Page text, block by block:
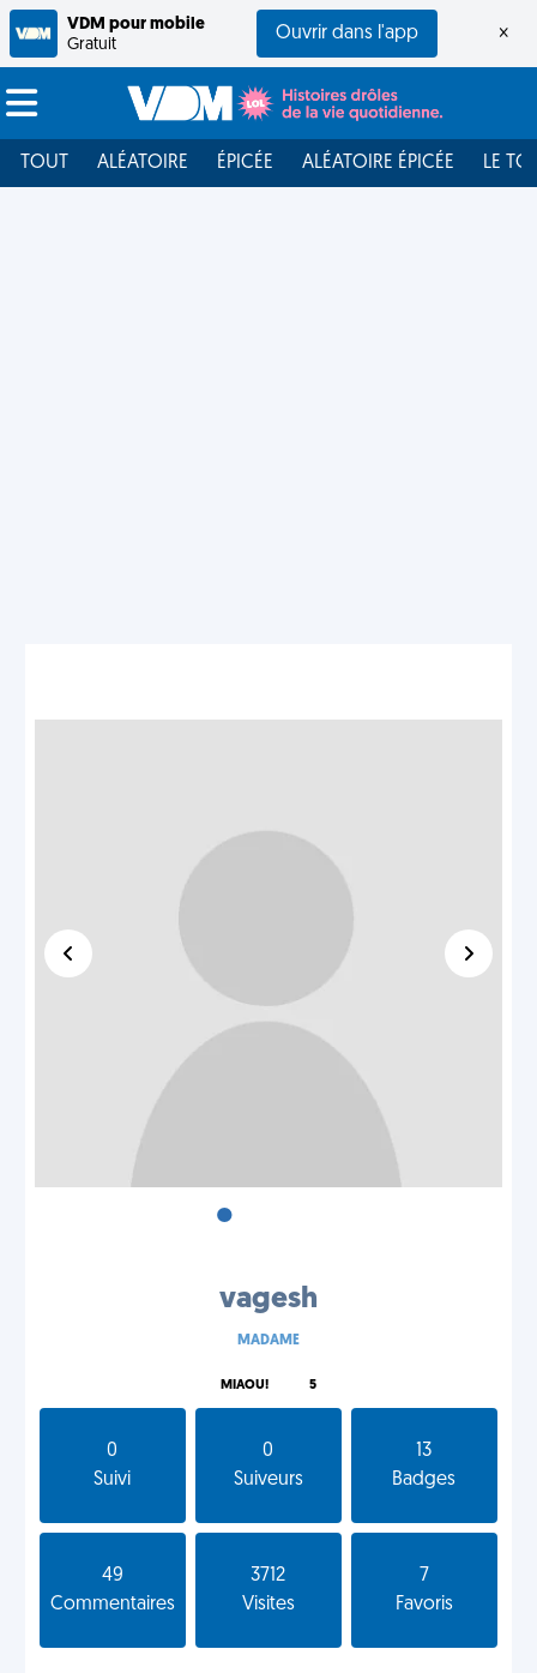
VDM pour mobile
Gratuit
Ouvrir dans l'app ×
TOUT ALÉATOIRE ÉPICÉE ALÉATOIRE ÉPICÉE LE
•
vagesh
MADAME
MIAOU! 5
0
Suivi
0
Suiveurs
13
Badges
49
Commentaires
3712
Visites
7
Favoris